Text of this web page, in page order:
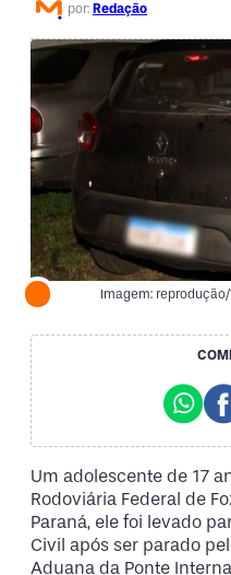
por: Redação
Imagem:
Um adolescente de 17
Rodoviária Federal de
Paraná, ele foi levado
Civil após ser parado
Aduana da Ponte